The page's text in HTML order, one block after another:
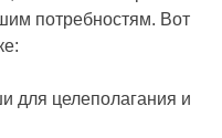
потребностям. Вот
для целеполагания и